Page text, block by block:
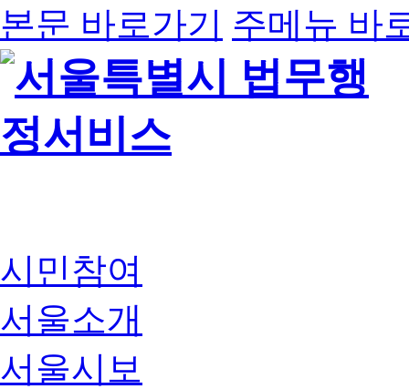
본문 바로가기 주메뉴 바
시민참여
서울소개
서울시보